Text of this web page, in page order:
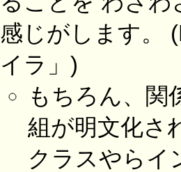
感じがします。
イラ」)
もちろん、関
組が明文化さ
クラスやらイ